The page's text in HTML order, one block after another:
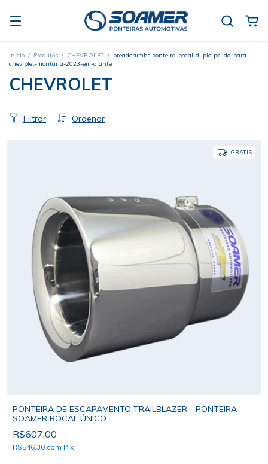
Início / Produtos / CHEVROLET / breadcrumbs.ponteira-bocal-duplo-polida-para-
chevrolet-montana-2023-em-diante
CHEVROLET
Ordenar
Filtrar
GRÁTIS
PONTEIRA DE ESCAPAMENTO TRAILBLAZER - PONTEIRA
SOAMER BOCAL ÚNICO
R$607,00
R$546,30 com Pix